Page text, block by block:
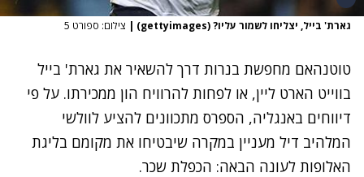
גארת' בייל, יצליחו לשמור עליו? (gettyimages) | צילום: ספורט 5
טוטנהאם מחפשת בנרות דרך להשאיר את גארת' בייל
בווייט הארט ליין, או לפחות להרוויח הון ממכירתו. על פי
דיווחים באנגליה, הספרס מתכוונים להציע לוולשי
המלהיב דיל מעניין במקרה שיבטיחו את מקומם בליגת
האלופות לעונה הבאה: הכפלת שכר.